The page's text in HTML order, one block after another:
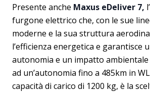
Presente anche Maxus eDeliver 7,
furgone elettrico che, con le sue
moderne e la sua struttura
l’efficienza energetica e garantisce
autonomia e un impatto
ad un’autonomia fino a 485km in
capacità di carico di 1200 kg, è la